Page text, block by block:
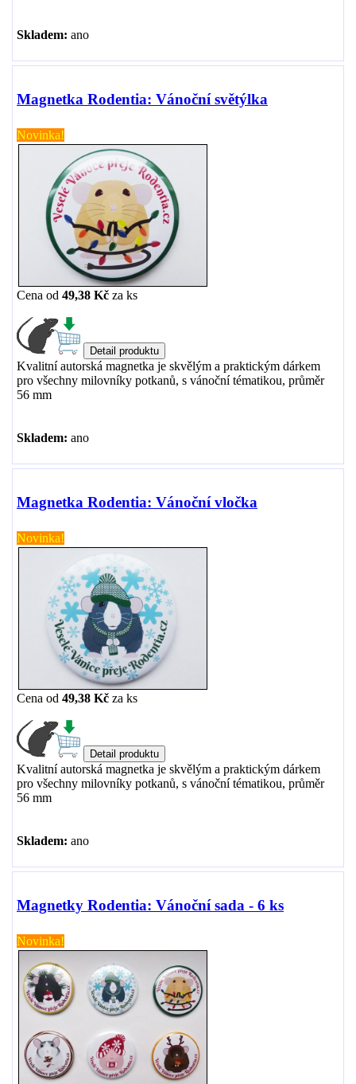
Skladem: ano
Magnetka Rodentia: Vánoční světýlka
Novinka!
Cena od 49,38 Kč za ks
Kvalitní autorská magnetka je skvělým a praktickým dárkem
pro všechny milovníky potkanů, s vánoční tématikou, průměr
56 mm
Skladem: ano
Magnetka Rodentia: Vánoční vločka
Novinka!
Cena od 49,38 Kč za ks
Kvalitní autorská magnetka je skvělým a praktickým dárkem
pro všechny milovníky potkanů, s vánoční tématikou, průměr
56 mm
Skladem: ano
Magnetky Rodentia: Vánoční sada - 6 ks
Novinka!